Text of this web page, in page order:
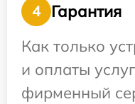
4
Гарантия
Как только
и оплаты
фирменный